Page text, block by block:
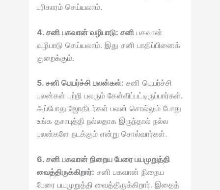
பரிகாரம் செய்யலாம்.
4. சனி பகவான் வழிபாடு: சனிபகவான்
வழிபாடு செய்யலாம். இது சனி பாதிப்பினைக்
குறைக்கும்.
5. சனி பெயர்ச்சி பலன்கள்: சனி பெயர்ச்சி
பலன்கள் பற்றி பலரும் கேள்விப்பட்டிருப்பார்கள்.
அப்போது ஜோதிடர்கள் பலன் சொல்லும் போது
உங்க தசாபுத்தி நல்லதாக இருந்தால் நல்ல
பலன்களே நடக்கும் என்று சொல்வார்கள்.
6. சனி பகவான் நிறைய பேரை பயமுறுத்தி
வைத்திருக்கிறார்: சனி பகவான் நிறைய
பேரை பயமுறுத்தி வைத்திருக்கிறார். இதைத்